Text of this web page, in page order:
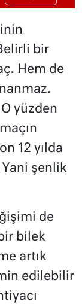
bir
Hem de
yüzden
12 yılda
şenlik
de
bilek
artık
edilebilir